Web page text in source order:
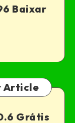
Baixar
Article
Grátis